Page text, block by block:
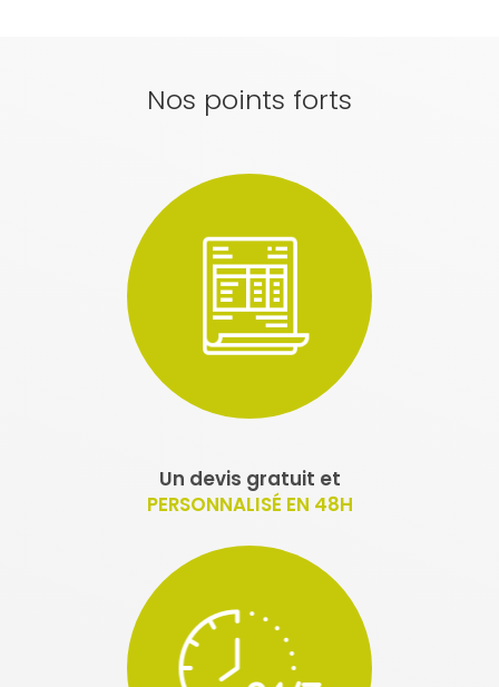
Nos points forts
Un devis gratuit et
PERSONNALISÉ EN 48H